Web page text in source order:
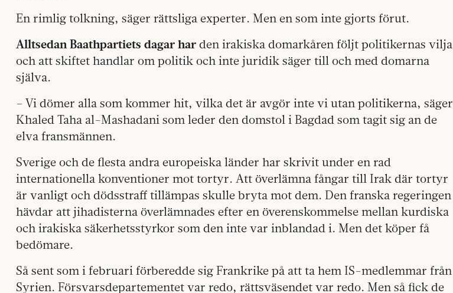
En rimlig tolkning, säger rättsliga experter. Men en som inte gjorts förut.
Alltsedan Baathpartiets dagar har den irakiska domarkåren följt politikernas vilja
och att skiftet handlar om politik och inte juridik säger till och med domarna
själva.
– Vi dömer alla som kommer hit, vilka det är avgör inte vi utan politikerna, säger
Khaled Taha al-Mashadani som leder den domstol i Bagdad som tagit sig an de
elva fransmännen.
Sverige och de flesta andra europeiska länder har skrivit under en rad
internationella konventioner mot tortyr. Att överlämna fångar till Irak där tortyr
är vanligt och dödsstraff tillämpas skulle bryta mot dem. Den franska regeringen
hävdar att jihadisterna överlämnades efter en överenskommelse mellan kurdiska
och irakiska säkerhetsstyrkor som den inte var inblandad i. Men det köper få
bedömare.
Så sent som i februari förberedde sig Frankrike på att ta hem IS-medlemmar från
Syrien. Försvarsdepartementet var redo, rättsväsendet var redo. Men så fick de